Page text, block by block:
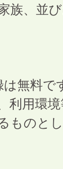
族、並
無料で
利用環
ものとし